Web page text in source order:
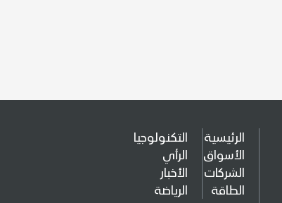
الرئيسية
الأسواق
الشركات
الطاقة
التكنولوجيا
الرأي
الأخبار
الرياضة